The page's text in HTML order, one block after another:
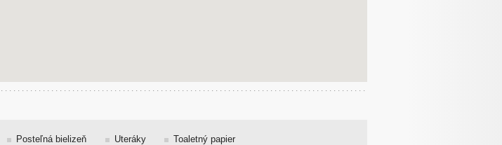
Posteľná bielizeň Uteráky
Toaletný papier